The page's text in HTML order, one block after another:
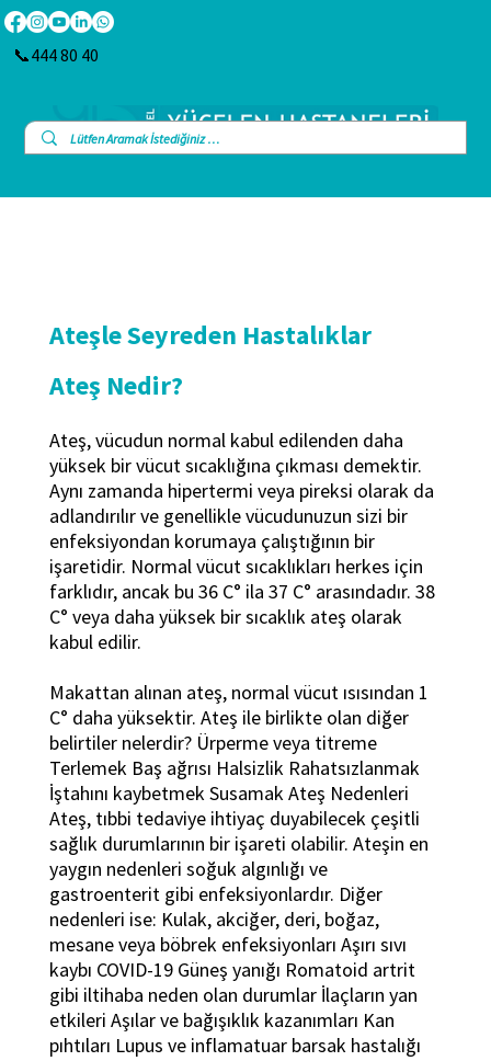
📞444 80 40
Ateşle Seyreden Hastalıklar
Ateş Nedir?
Ateş, vücudun normal kabul edilenden daha
yüksek bir vücut sıcaklığına çıkması demektir.
Aynı zamanda hipertermi veya pireksi olarak da
adlandırılır ve genellikle vücudunuzun sizi bir
enfeksiyondan korumaya çalıştığının bir
işaretidir. Normal vücut sıcaklıkları herkes için
farklıdır, ancak bu 36 C° ila 37 C° arasındadır. 38
C° veya daha yüksek bir sıcaklık ateş olarak
kabul edilir.
Makattan alınan ateş, normal vücut ısısından 1
C° daha yüksektir. Ateş ile birlikte olan diğer
belirtiler nelerdir? Ürperme veya titreme
Terlemek Baş ağrısı Halsizlik Rahatsızlanmak
İştahını kaybetmek Susamak Ateş Nedenleri
Ateş, tıbbi tedaviye ihtiyaç duyabilecek çeşitli
sağlık durumlarının bir işareti olabilir. Ateşin en
yaygın nedenleri soğuk algınlığı ve
gastroenterit gibi enfeksiyonlardır. Diğer
nedenleri ise: Kulak, akciğer, deri, boğaz,
mesane veya böbrek enfeksiyonları Aşırı sıvı
kaybı COVID-19 Güneş yanığı Romatoid artrit
gibi iltihaba neden olan durumlar İlaçların yan
etkileri Aşılar ve bağışıklık kazanımları Kan
pıhtıları Lupus ve inflamatuar barsak hastalığı